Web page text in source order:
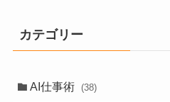
カテゴリー
AI仕事術 (38)